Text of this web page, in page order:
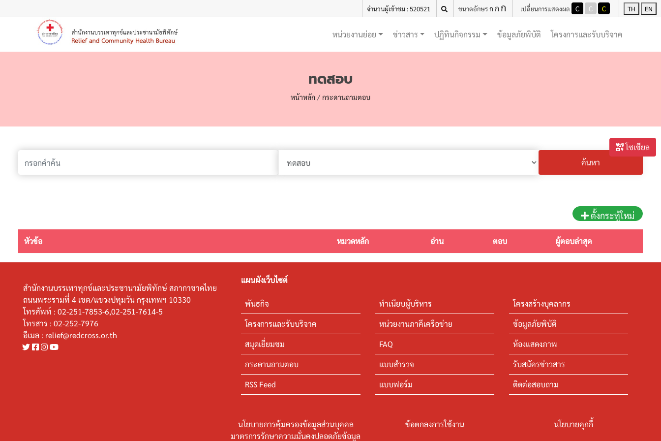
จำนวนผู้เข้าชม : 520521 ขนาดอักษรก ก ก เปลี่ยนการแสดงผล C C C TH EN
หน่วยงานย่อย ข่าวสาร ปฏิทินกิจกรรม ข้อมูลภัยพิบัติ (current)
โครงการและรับบริจาค
โซเชียล
ทดสอบ
หน้าหลัก / กระดานถามตอบ
ค้นหา
ตั้งกระทู้ใหม่
หัวข้อ หมวดหลัก อ่าน ตอบ ผู้ตอบล่าสุด
สำนักงานบรรเทาทุกข์และประชานามัยพิทักษ์ สภากาชาดไทย
ถนนพระรามที่ 4 เขต/แขวงปทุมวัน กรุงเทพฯ 10330
โทรศัพท์ : 02-251-7853-6,02-251-7614-5
โทรสาร : 02-252-7976
อีเมล : relief@redcross.or.th
แผนผังเว็บไซต์
พันธกิจ ทำเนียบผู้บริหาร
โครงสร้างบุคลากร
โครงการและรับบริจาค
หน่วยงานภาคีเครือข่าย
ข้อมูลภัยพิบัติ
สมุดเยี่ยมชม
FAQ
ห้องแสดงภาพ
กระดานถามตอบ
แบบสำรวจ
รับสมัครข่าวสาร
RSS Feed
แบบฟอร์ม ติดต่อสอบถาม
นโยบายการคุ้มครองข้อมูลส่วนบุคคล ข้อตกลงการใช้งาน
นโยบายคุกกี้
มาตรการรักษาความมั่นคงปลอดภัยข้อมูล